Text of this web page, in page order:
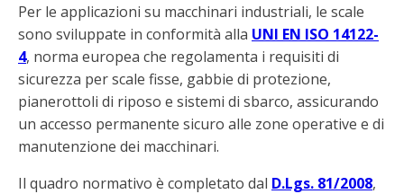
Per le applicazioni su macchinari industriali, le scale
sono sviluppate in conformità alla UNI EN ISO 14122-
4, norma europea che regolamenta i requisiti di
sicurezza per scale fisse, gabbie di protezione,
pianerottoli di riposo e sistemi di sbarco, assicurando
un accesso permanente sicuro alle zone operative e di
manutenzione dei macchinari.
Il quadro normativo è completato dal D.Lgs. 81/2008,